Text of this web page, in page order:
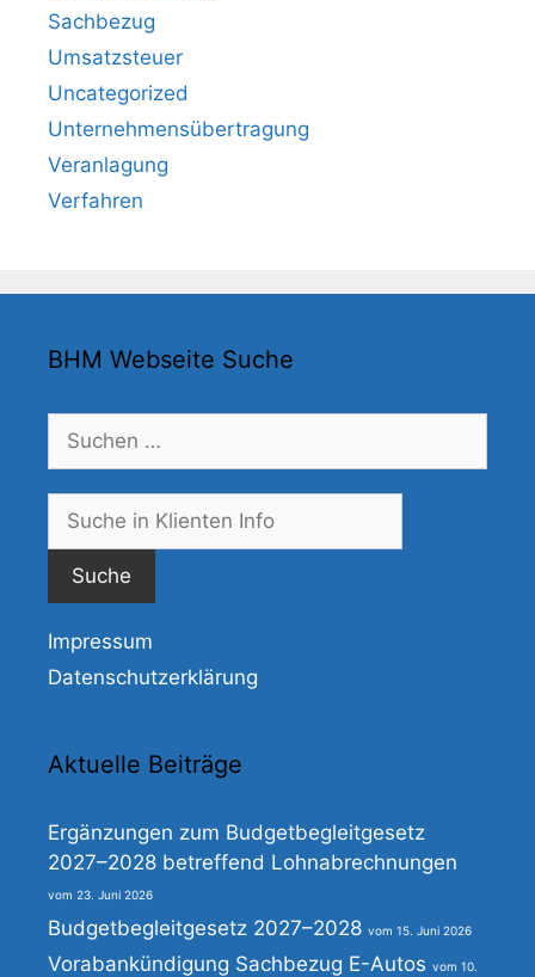
Sachbezug
Umsatzsteuer
Uncategorized
Unternehmensübertragung
Veranlagung
Verfahren
BHM Webseite Suche
Suchen
nach:
Impressum
Datenschutzerklärung
Aktuelle Beiträge
Ergänzungen zum Budgetbegleitgesetz
2027–2028 betreffend Lohnabrechnungen
23. Juni 2026
Budgetbegleitgesetz 2027–2028 15. Juni 2026
Vorabankündigung Sachbezug E-Autos 10.